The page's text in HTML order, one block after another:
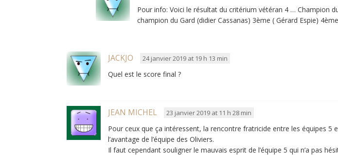
Pour info: Voici le résultat du critérium vétéran 4 … Champion
champion du Gard (didier Cassanas) 3ème ( Gérard Espie)
JACKJO 24 janvier 2019 at 19 h 13 min
Quel est le score final ?
JEAN MICHEL 23 janvier 2019 at 11 h 28 min
Pour ceux que ça intéressent, la rencontre fratricide entre les équipes 5
l’avantage de l’équipe des Oliviers.
Il faut cependant souligner le mauvais esprit de l’équipe 5 qui n’a pas